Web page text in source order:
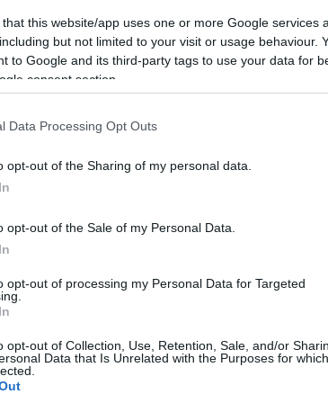
that this website/app uses one or more Google services
but not limited to your visit or usage behaviour.
to Google and its third-party tags to use your data for
consent section.
Data Processing Opt Outs
opt-out of the Sharing of my personal data.
opt-out of the Sale of my Personal Data.
opt-out of processing my Personal Data for Targeted
opt-out of Collection, Use, Retention, Sale, and/or
Data that Is Unrelated with the Purposes for
film munkálatai nem egy napig tartottak, hanem
után a következő kiszálló Kassowitz Félix volt,
learatta az utolsó, általa készített reklámfilm,
Jaschik rajzfilmkészítési
A film rajzainak és háttereinek mintegy
elpusztult. Kassowitz a háború után rövid ideig
életét. 1947-ben rajzaival a Nemzeti Szalonban
láthatták műveit, 1959-ben a plovdivi
(Képzőművészeti Alap Kiadóvállalata, Bp., 1957.)
rajzfilmeket, színes reklámfilmeket, trükkfilmeket
álló karikatúra művésze. Kerekfejű gyerekeit,
kArton Galéria 1054, Budapest, Alkotmány
10.00 - 14.00